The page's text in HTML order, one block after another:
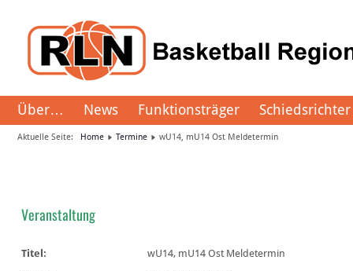
Über… News Funktionsträger Schiedsrichter
Aktuelle Seite: Home Termine wU14, mU14 Ost Meldetermin
Veranstaltung
Titel: wU14, mU14 Ost Meldetermin